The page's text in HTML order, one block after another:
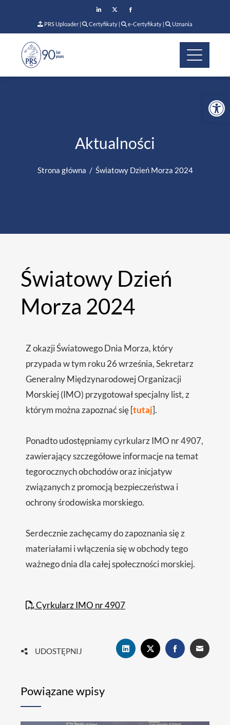
PRS Uploader | Certyfikaty | e-Certyfikaty | Uznania
Aktualności
Strona główna Światowy Dzień Morza 2024
Światowy Dzień
Morza 2024
Z okazji Światowego Dnia Morza, który
przypada w tym roku 26 września, Sekretarz
Generalny Międzynarodowej Organizacji
Morskiej (IMO) przygotował specjalny list, z
którym można zapoznać się [tutaj].
Ponadto udostępniamy cyrkularz IMO nr 4907,
zawierający szczegółowe informacje na temat
tegorocznych obchodów oraz inicjatyw
związanych z promocją bezpieczeństwa i
ochrony środowiska morskiego.
Serdecznie zachęcamy do zapoznania się z
materiałami i włączenia się w obchody tego
ważnego dnia dla całej społeczności morskiej.
Cyrkularz IMO nr 4907
UDOSTĘPNIJ
Powiązane wpisy